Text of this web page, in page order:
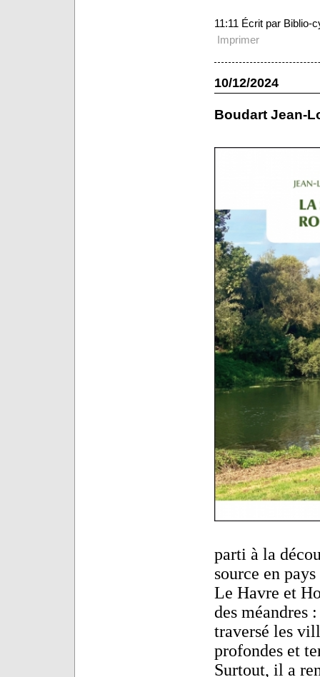
11:11 Écrit par Biblio-
Imprimer
10/12/2024
Boudart Jean-
parti à la
source en
Le Havre et
des méandres
traversé les
profondes et
Surtout, il a